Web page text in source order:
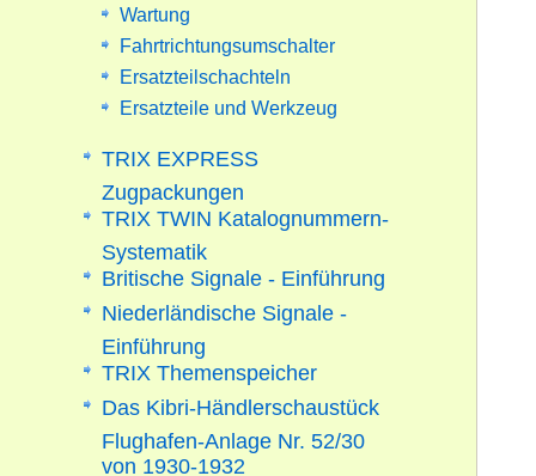
Wartung
Fahrtrichtungsumschalter
Ersatzteilschachteln
Ersatzteile und Werkzeug
TRIX EXPRESS
Zugpackungen
TRIX TWIN Katalognummern-
Systematik
Britische Signale - Einführung
Niederländische Signale -
Einführung
TRIX Themenspeicher
Das Kibri-Händlerschaustück
Flughafen-Anlage Nr. 52/30
von 1930-1932